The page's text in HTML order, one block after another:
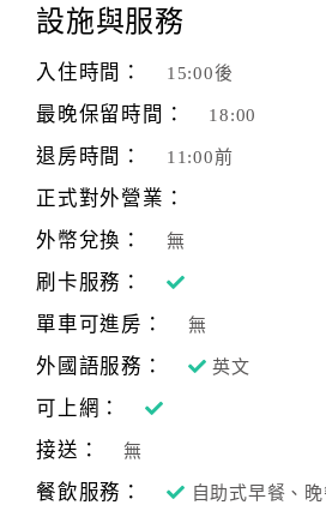
設施與服務
入住時間： 15:00後
最晚保留時間： 18:00
退房時間： 11:00前
正式對外營業：
外幣兌換：
無
刷卡服務：
單車可進房：
無
外國語服務： 英文
可上網：
接送：
無
餐飲服務： 自助式早餐、